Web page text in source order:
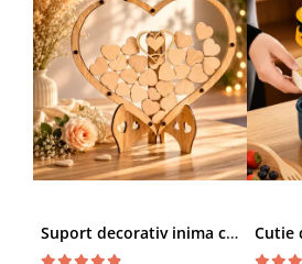
Suport decorativ inima cu mesaje, Cadou cu suflet